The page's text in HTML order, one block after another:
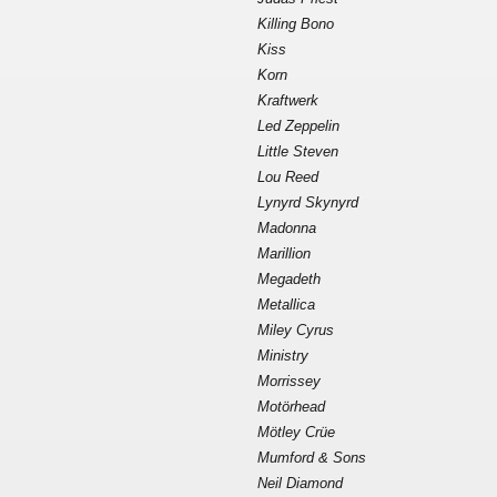
Killing Bono
Kiss
Korn
Kraftwerk
Led Zeppelin
Little Steven
Lou Reed
Lynyrd Skynyrd
Madonna
Marillion
Megadeth
Metallica
Miley Cyrus
Ministry
Morrissey
Motörhead
Mötley Crüe
Mumford & Sons
Neil Diamond